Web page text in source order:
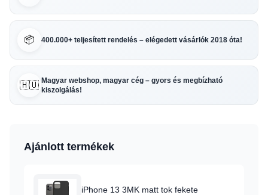
📦 400.000+ teljesített rendelés – elégedett vásárlók 2018 óta!
🇭🇺 Magyar webshop, magyar cég – gyors és megbízható
kiszolgálás!
Ajánlott termékek
iPhone 13 3MK matt tok fekete